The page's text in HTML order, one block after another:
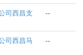
司西昌支
--
司西昌马
--